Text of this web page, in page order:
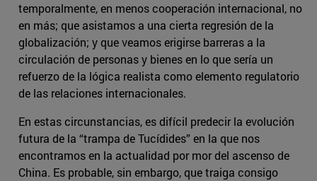
temporalmente, en menos cooperación internacional, no
en más; que asistamos a una cierta regresión de la
globalización; y que veamos erigirse barreras a la
circulación de personas y bienes en lo que sería un
refuerzo de la lógica realista como elemento regulatorio
de las relaciones internacionales.
En estas circunstancias, es difícil predecir la evolución
futura de la “trampa de Tucídides” en la que nos
encontramos en la actualidad por mor del ascenso de
China. Es probable, sin embargo, que traiga consigo